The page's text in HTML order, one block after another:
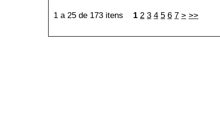
1 a 25 de 173 itens 1 2 3 4 5 6 7 > >>